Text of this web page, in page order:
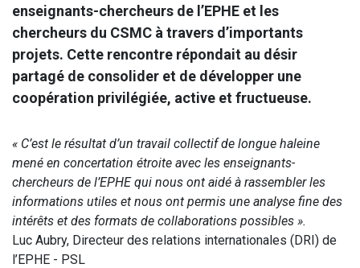
enseignants-chercheurs de l’EPHE et les
chercheurs du CSMC à travers d’importants
projets. Cette rencontre répondait au désir
partagé de consolider et de développer une
coopération privilégiée, active et fructueuse.
« C’est le résultat d’un travail collectif de longue haleine
mené en concertation étroite avec les enseignants-
chercheurs de l’EPHE qui nous ont aidé à rassembler les
informations utiles et nous ont permis une analyse fine des
intérêts et des formats de collaborations possibles ».
Luc Aubry, Directeur des relations internationales (DRI) de
l’EPHE - PSL